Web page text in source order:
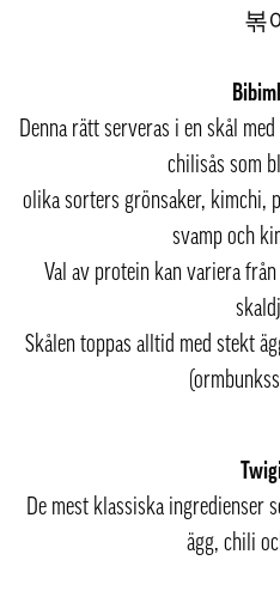
볶이
Denna rätt serveras i en skål
chilisås som
olika sorters grönsaker, kimchi,
svamp och
Val av protein kan variera
Skålen toppas alltid med stekt
De mest klassiska ingredienser
ägg, chili